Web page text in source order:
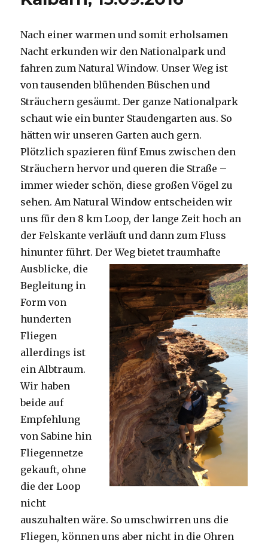
Nach einer warmen und somit erholsamen
Nacht erkunden wir den Nationalpark und
fahren zum Natural Window. Unser Weg ist
von tausenden blühenden Büschen und
Sträuchern gesäumt. Der ganze Nationalpark
schaut wie ein bunter Staudengarten aus. So
hätten wir unseren Garten auch gern.
Plötzlich spazieren fünf Emus zwischen den
Sträuchern hervor und queren die Straße –
immer wieder schön, diese großen Vögel zu
sehen. Am Natural Window entscheiden wir
uns für den 8 km Loop, der lange Zeit hoch an
der Felskante verläuft und dann zum Fluss
hinunter führt. Der Weg bietet traumhafte
Ausblicke, die
Begleitung in
Form von
hunderten
Fliegen
allerdings ist
ein Albtraum.
Wir haben
beide auf
Empfehlung
von Sabine hin
Fliegennetze
gekauft, ohne
die der Loop
nicht
auszuhalten wäre. So umschwirren uns die
Fliegen, können uns aber nicht in die Ohren